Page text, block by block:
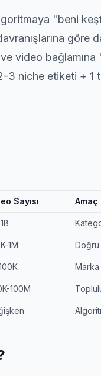
"beni
göre
video bağlamına
3 niche etiketi + 1
Sayısı Amaç
1M Doğru
Marka
100M